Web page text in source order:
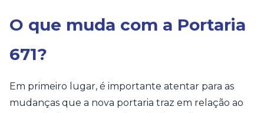
O que muda com a Portaria
671?
Em primeiro lugar, é importante atentar para as
mudanças que a nova portaria traz em relação ao